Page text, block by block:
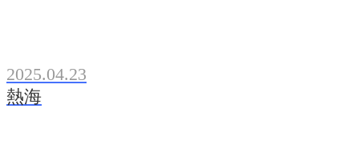
2025.04.23
熱海